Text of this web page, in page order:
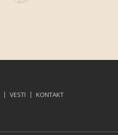
VESTI KONTAKT